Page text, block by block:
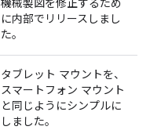
機械製図を修正するため
に内部でリリースしまし
た。
タブレット マウントを、
スマートフォン マウント
と同じようにシンプルに
しました。